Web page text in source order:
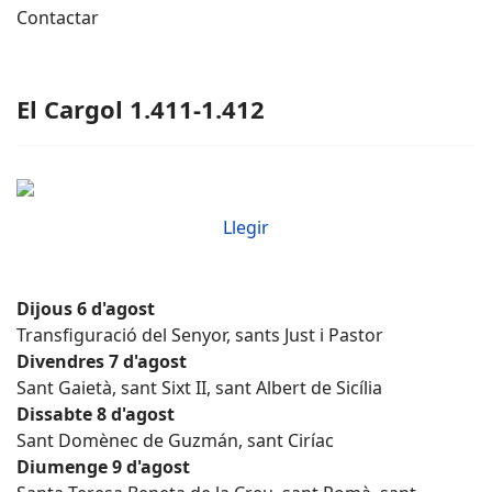
Contactar
El Cargol 1.411-1.412
Llegir
Dijous 6 d'agost
Transfiguració del Senyor, sants Just i Pastor
Divendres 7 d'agost
Sant Gaietà, sant Sixt II, sant Albert de Sicília
Dissabte 8 d'agost
Sant Domènec de Guzmán, sant Ciríac
Diumenge 9 d'agost